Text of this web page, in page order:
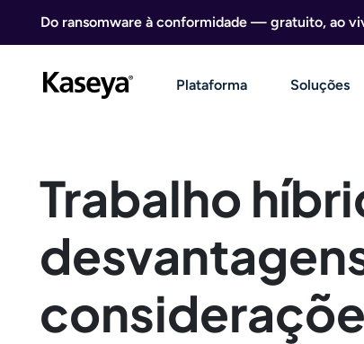
Do ransomware à conformidade — gratuito, ao
Plataforma Soluções
Trabalho